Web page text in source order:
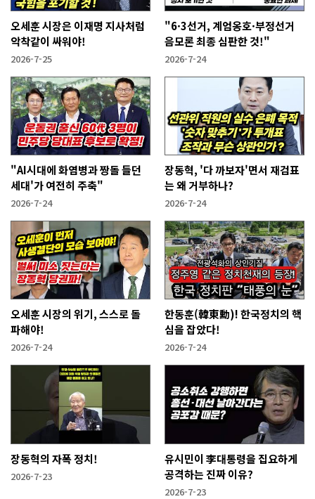
오세훈 시장은 이재명 지사처럼
악착같이 싸워야!
2026-7-25
"6·3선거, 계엄옹호·부정선거
음모론 최종 심판한 것!"
2026-7-24
"AI시대에 화염병과 짱돌 들던
세대'가 여전히 주축"
2026-7-24
장동혁, '다 까보자'면서 재검표
는 왜 거부하나?
2026-7-24
오세훈 시장의 위기, 스스로 돌
파해야!
2026-7-24
한동훈(韓東勳)! 한국정치의 핵
심을 잡았다!
2026-7-24
장동혁의 자폭 정치!
2026-7-23
유시민이 李대통령을 집요하게
공격하는 진짜 이유?
2026-7-23